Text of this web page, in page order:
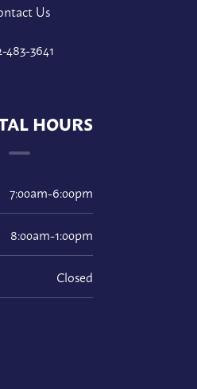
Us
483-3641
HOURS
7:00am-6:00pm
8:00am-1:00pm
Closed